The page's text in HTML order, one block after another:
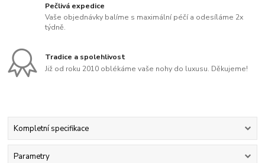
Pečlivá expedice
Vaše objednávky balíme s maximální péčí a odesíláme 2x
týdně.
Tradice a spolehlivost
Již od roku 2010 oblékáme vaše nohy do luxusu. Děkujeme!
Kompletní specifikace
Parametry